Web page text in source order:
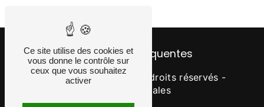
Recherches fréquentes
©Vistalid- 2026 - Tous droits réservés -
Mentions légales
Ce site utilise des cookies et
vous donne le contrôle sur
ceux que vous souhaitez
activer